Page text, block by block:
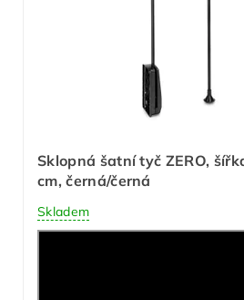
Sklopná šatní tyč ZERO,
cm, černá/černá
Skladem